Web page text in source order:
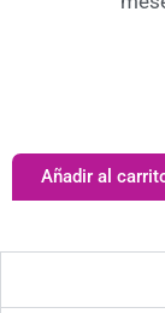
Añadir al